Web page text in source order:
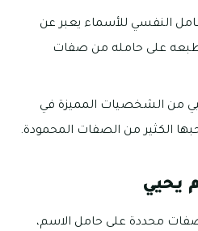
النفسي للأسماء يعبر عن
على حامله من صفات
من الشخصيات المميزة في
الكثير من الصفات المحمودة.
يحيي
محددة على حامل الاسم،